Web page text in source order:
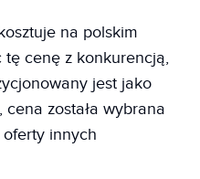
na polskim
tę cenę z konkurencją,
jest jako
została wybrana
innych